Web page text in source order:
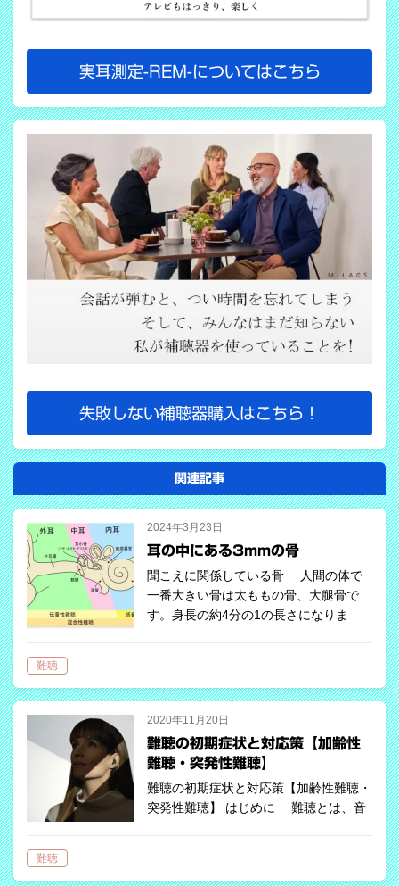
実耳測定-REM-についてはこちら
失敗しない補聴器購入はこちら！
関連記事
2024年3月23日
耳の中にある3mmの骨
聞こえに関係している骨 人間の体で
一番大きい骨は太ももの骨、大腿骨で
す。身長の約4分の1の長さになりま
この骨…
難聴
2020年11月20日
難聴の初期症状と対応策【加齢性
難聴・突発性難聴】
難聴の初期症状と対応策【加齢性難聴・
突発性難聴】 はじめに 難聴とは、音
難聴